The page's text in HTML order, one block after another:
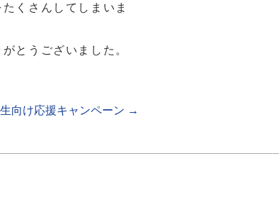
くさんしてしまいま
とうございました。
向け応援キャンペーン →